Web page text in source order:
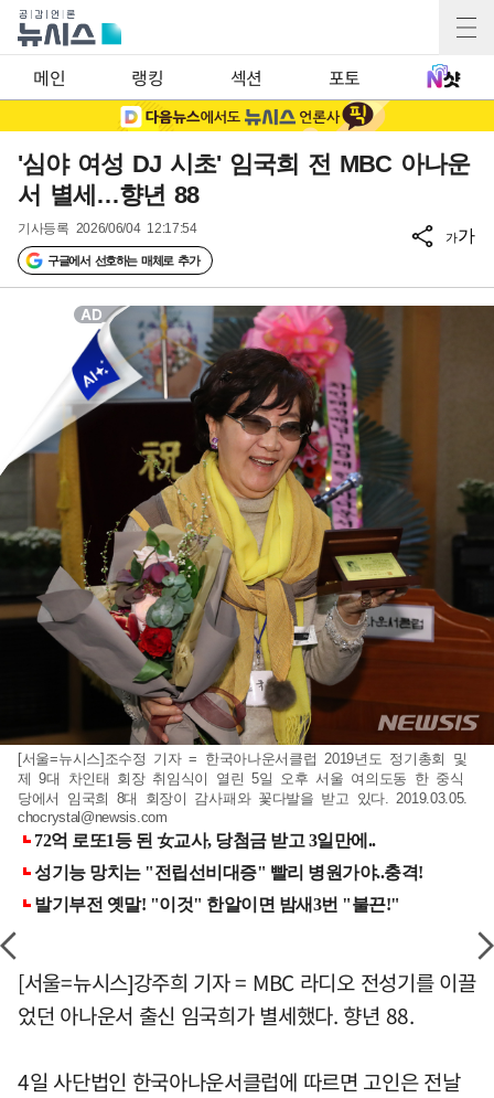
메인 랭킹 섹션 포토
'심야 여성 DJ 시초' 임국희 전 MBC 아나운
서 별세…향년 88
기사등록 2026/06/04 12:17:54
구글에서 선호하는 매체로 추가
가가
[서울=뉴시스]조수정 기자 = 한국아나운서클럽 2019년도 정기총회 및
제 9대 차인태 회장 취임식이 열린 5일 오후 서울 여의도동 한 중식
당에서 임국희 8대 회장이 감사패와 꽃다발을 받고 있다. 2019.03.05.
chocrystal@newsis.com
[서울=뉴시스]강주희 기자 = MBC 라디오 전성기를 이끌
었던 아나운서 출신 임국희가 별세했다. 향년 88.
4일 사단법인 한국아나운서클럽에 따르면 고인은 전날